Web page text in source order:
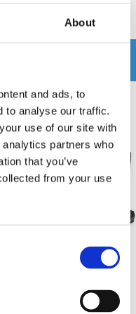
About
and ads, to
to analyse our traffic.
use of our site with
partners who
that you’ve
from your use
Baslåda 1000W RMS med 2000W